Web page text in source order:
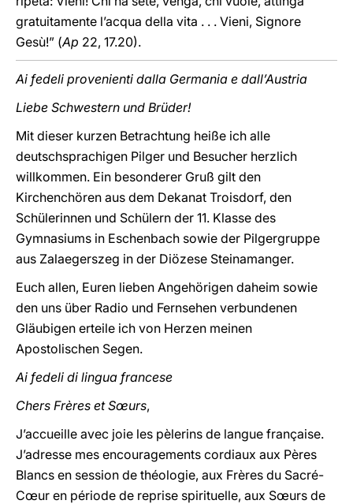
gratuitamente l’acqua della vita . . . Vieni, Signore
Gesù!” (Ap 22, 17.20).
Ai fedeli provenienti dalla Germania e dall’Austria
Liebe Schwestern und Brüder!
Mit dieser kurzen Betrachtung heiße ich alle
deutschsprachigen Pilger und Besucher herzlich
willkommen. Ein besonderer Gruß gilt den
Kirchenchören aus dem Dekanat Troisdorf, den
Schülerinnen und Schülern der 11. Klasse des
Gymnasiums in Eschenbach sowie der Pilgergruppe
aus Zalaegerszeg in der Diözese Steinamanger.
Euch allen, Euren lieben Angehörigen daheim sowie
den uns über Radio und Fernsehen verbundenen
Gläubigen erteile ich von Herzen meinen
Apostolischen Segen.
Ai fedeli di lingua francese
Chers Frères et Sœurs,
J’accueille avec joie les pèlerins de langue française.
J’adresse mes encouragements cordiaux aux Pères
Blancs en session de théologie, aux Frères du Sacré-
Cœur en période de reprise spirituelle, aux Sœurs de